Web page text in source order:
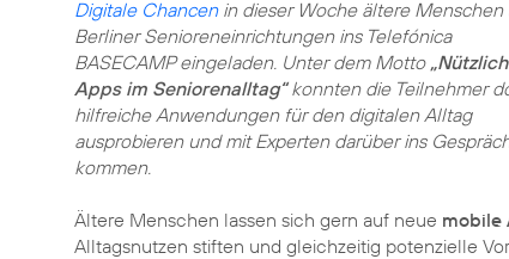
Digitale Chancenin dieser Woche ältere Menschen
Berliner Senioreneinrichtungen ins Telefónica
BASECAMP eingeladen. Unter dem Motto
Apps im Seniorenalltag“konnten die Teilnehmer
hilfreiche Anwendungen für den digitalen Alltag
ausprobieren und mit Experten darüber ins
kommen.
Ältere Menschen lassen sich gern auf neue mobile
Alltagsnutzen stiften und gleichzeitig potenzielle